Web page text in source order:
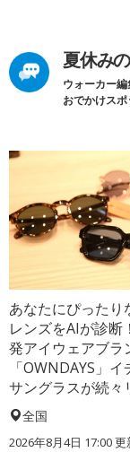
夏休み
ウォーカー
おでかけスポ
あなたにぴったり
レンズをAIが診断
発アイウェアブラ
「OWNDAYS」
サングラスが続々
全国
2026年8月4日 17:00更